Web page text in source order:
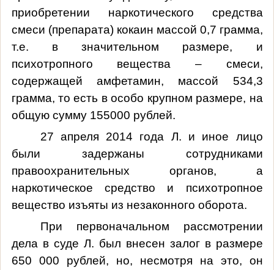
приобретении наркотического средства
смеси (препарата) кокаин массой 0,7 грамма,
т.е. в значительном размере, и
психотропного вещества – смеси,
содержащей амфетамин, массой 534,3
грамма, то есть в особо крупном размере, на
общую сумму 155000 рублей.
27 апреля 2014 года Л. и иное лицо
были задержаны сотрудниками
правоохранительных органов, а
наркотическое средство и психотропное
вещество изъяты из незаконного оборота.
При первоначальном рассмотрении
дела в суде Л. был внесен залог в размере
650 000 рублей, но, несмотря на это, он